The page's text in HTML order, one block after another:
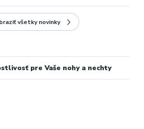
všetky novinky
pre Vaše nohy a nechty